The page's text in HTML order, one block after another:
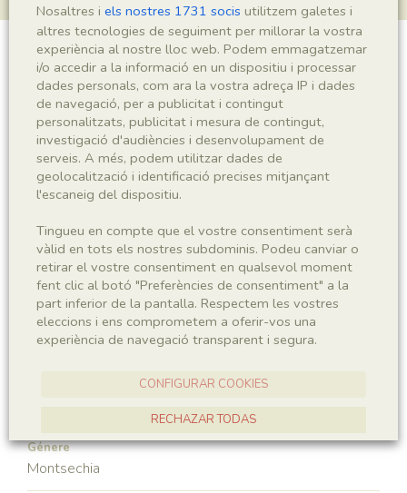
Montsechia vidalii
Sigla
MNHN 17918
Regne
Plantae
Phyllum
Spermatophyta
Subphyllum
Angiospermae
Classe
Magnoliopsida
Familia
Génere
Montsechia
Nosaltres i els nostres 1731 socis utilitzem galetes i
altres tecnologies de seguiment per millorar la vostra
experiència al nostre lloc web. Podem emmagatzemar
i/o accedir a la informació en un dispositiu i processar
dades personals, com ara la vostra adreça IP i dades
de navegació, per a publicitat i contingut
personalitzats, publicitat i mesura de contingut,
investigació d'audiències i desenvolupament de
serveis. A més, podem utilitzar dades de
geolocalització i identificació precises mitjançant
l'escaneig del dispositiu.
Tingueu en compte que el vostre consentiment serà
vàlid en tots els nostres subdominis. Podeu canviar o
retirar el vostre consentiment en qualsevol moment
fent clic al botó "Preferències de consentiment" a la
part inferior de la pantalla. Respectem les vostres
eleccions i ens comprometem a oferir-vos una
experiència de navegació transparent i segura.
CONFIGURAR COOKIES
RECHAZAR TODAS
ACCEPTAR TOTES